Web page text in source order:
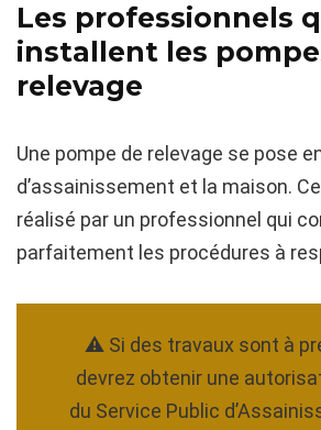
Les professionnels
installent les
relevage
Une pompe de relevage se pose
d’assainissement et la maison.
réalisé par un professionnel qui
parfaitement les procédures à
⚠️ Si des travaux sont à
devrez obtenir une
du Service Public